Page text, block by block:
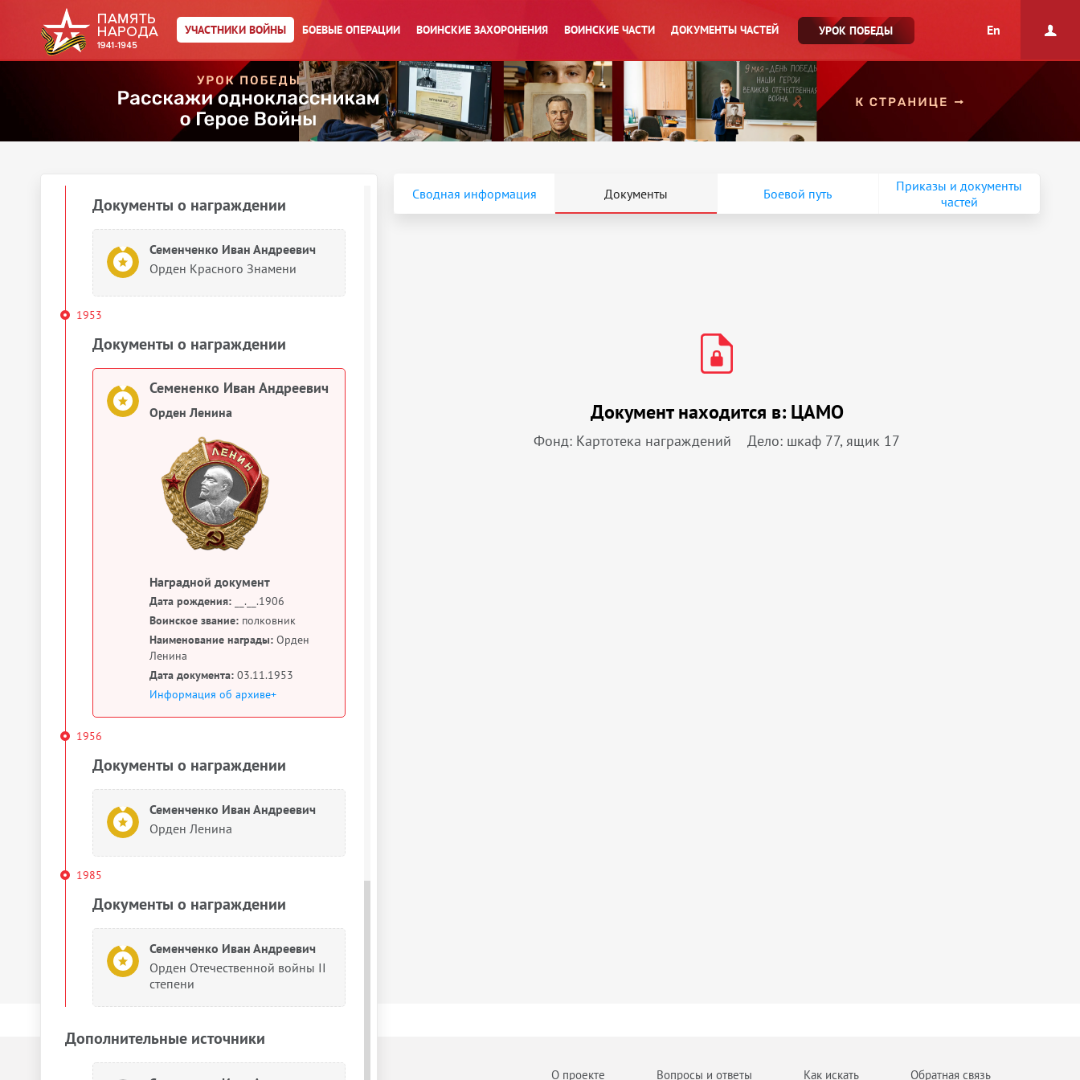
УЧАСТНИКИ ВОЙНЫ БОЕВЫЕ ОПЕРАЦИИ ВОИНСКИЕ ЗАХОРОНЕНИЯ ВОИНСКИЕ ЧАСТИ ДОКУМЕНТЫ ЧАСТЕЙ УРОК ПОБЕДЫ En
1949
Документы о награждении
Семененко Иван Андреевич
Орден Красного Знамени
Документы о награждении
Семенченко Иван Андреевич
Орден Красного Знамени
1953
Документы о награждении
Семененко Иван Андреевич
Орден Ленина
Наградной документ
Дата рождения: __.__.1906
Воинское звание: полковник
Наименование награды: Орден
Ленина
Дата документа: 03.11.1953
Информация об архиве+
1956
Документы о награждении
Семенченко Иван Андреевич
Орден Ленина
1985
Документы о награждении
Семенченко Иван Андреевич
Орден Отечественной войны II
степени
Дополнительные источники
Сводная информация Документы Боевой путь
Приказы и документы
частей
Документ находится в: ЦАМО
Фонд: Картотека награждений Дело: шкаф 77, ящик 17
О проекте Вопросы и ответы Как искать Обратная связь